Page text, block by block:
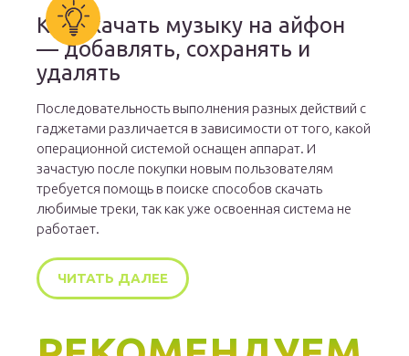
Как скачать музыку на айфон
— добавлять, сохранять и
удалять
Последовательность выполнения разных действий с
гаджетами различается в зависимости от того, какой
операционной системой оснащен аппарат. И
зачастую после покупки новым пользователям
требуется помощь в поиске способов скачать
любимые треки, так как уже освоенная система не
работает.
ЧИТАТЬ ДАЛЕЕ